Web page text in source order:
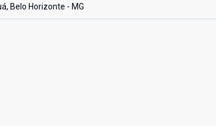
Belo Horizonte - MG